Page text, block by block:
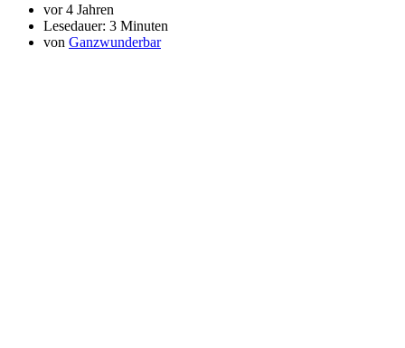
vor 4 Jahren
Lesedauer: 3 Minuten
von Ganzwunderbar